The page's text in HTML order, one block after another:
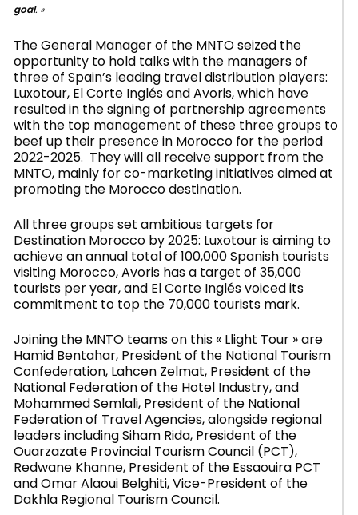
goal. »
The General Manager of the MNTO seized the
opportunity to hold talks with the managers of
three of Spain’s leading travel distribution players:
Luxotour, El Corte Inglés and Avoris, which have
resulted in the signing of partnership agreements
with the top management of these three groups to
beef up their presence in Morocco for the period
2022-2025. They will all receive support from the
MNTO, mainly for co-marketing initiatives aimed at
promoting the Morocco destination.
All three groups set ambitious targets for
Destination Morocco by 2025: Luxotour is aiming to
achieve an annual total of 100,000 Spanish tourists
visiting Morocco, Avoris has a target of 35,000
tourists per year, and El Corte Inglés voiced its
commitment to top the 70,000 tourists mark.
Joining the MNTO teams on this « Llight Tour » are
Hamid Bentahar, President of the National Tourism
Confederation, Lahcen Zelmat, President of the
National Federation of the Hotel Industry, and
Mohammed Semlali, President of the National
Federation of Travel Agencies, alongside regional
leaders including Siham Rida, President of the
Ouarzazate Provincial Tourism Council (PCT),
Redwane Khanne, President of the Essaouira PCT
and Omar Alaoui Belghiti, Vice-President of the
Dakhla Regional Tourism Council.